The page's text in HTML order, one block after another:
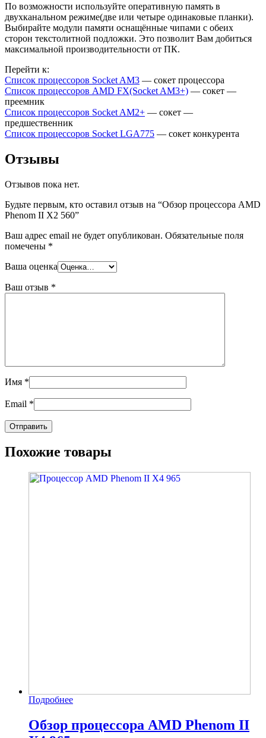
По возможности используйте оперативную память в
двухканальном режиме(две или четыре одинаковые планки).
Выбирайте модули памяти оснащённые чипами с обеих
сторон текстолитной подложки. Это позволит Вам добиться
максимальной производительности от ПК.
Перейти к:
Список процессоров Socket AM3 — сокет процессора
Список процессоров AMD FX(Socket AM3+) — сокет —
преемник
Список процессоров Socket AM2+ — сокет —
предшественник
Список процессоров Socket LGA775 — сокет конкурента
Отзывы
Отзывов пока нет.
Будьте первым, кто оставил отзыв на “Обзор процессора AMD
Phenom II X2 560”
Ваш адрес email не будет опубликован. Обязательные поля
помечены *
Ваша оценка
Ваш отзыв *
Имя *
Email *
Похожие товары
Подробнее
Обзор процессора AMD Phenom II